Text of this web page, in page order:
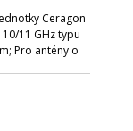
Ceragon
10/11 GHz typu
Pro antény o